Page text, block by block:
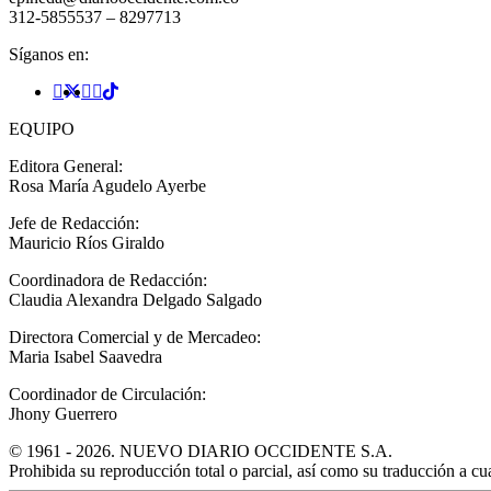
312-5855537 – 8297713
Síganos en:
EQUIPO
Editora General:
Rosa María Agudelo Ayerbe
Jefe de Redacción:
Mauricio Ríos Giraldo
Coordinadora de Redacción:
Claudia Alexandra Delgado Salgado
Directora Comercial y de Mercadeo:
Maria Isabel Saavedra
Coordinador de Circulación:
Jhony Guerrero
© 1961 - 2026. NUEVO DIARIO OCCIDENTE S.A.
Prohibida su reproducción total o parcial, así como su traducción a